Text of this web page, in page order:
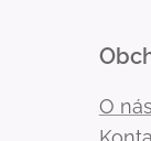
O nás